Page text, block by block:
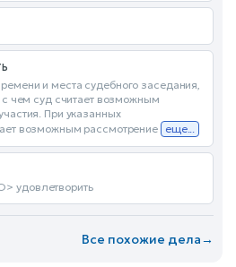
и места судебного заседания,
с чем суд считает возможным
При указанных
возможным рассмотрение еще...
удовлетворить
Все похожие дела→